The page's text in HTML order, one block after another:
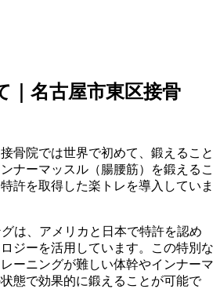
｜名古屋市東区接骨
骨院では世界で初めて、鍛えること
ナーマッスル（腸腰筋）を鍛えるこ
許を取得した楽トレを導入していま
は、アメリカと日本で特許を認め
ジーを活用しています。この特別な
ーニングが難しい体幹やインナーマ
態で効果的に鍛えることが可能で